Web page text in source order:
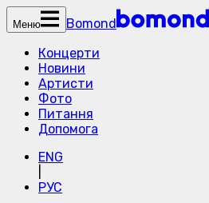
Меню
Bomond
Концерти
Новини
Артисти
Фото
Питання
Допомога
ENG
РУС